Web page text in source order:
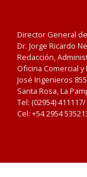
Director General
Dr. Jorge Ricardo
Redacción,
Oficina Comercial
José Ingenieros
Santa Rosa, La
Tel: (02954)
Cel: +54 2954